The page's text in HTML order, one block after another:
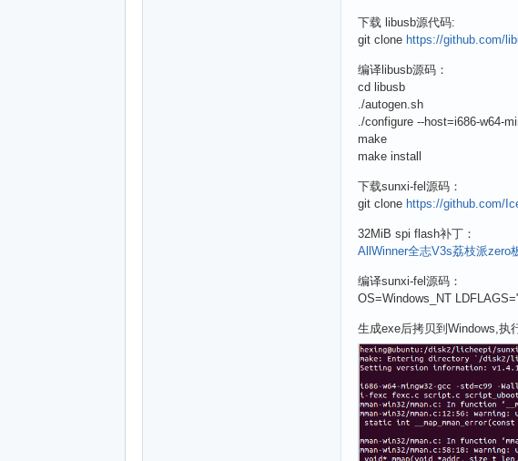
下载 libusb源代码:
git clone https://github.com/
编译libusb源码：
cd libusb
./autogen.sh
./configure --host=i686-w64-
make
make install
下载sunxi-fel源码：
git clone https://github.com/
32MiB spi flash补丁：
AllWinner全志V3s荔枝派zero
编译sunxi-fel源码：
OS=Windows_NT
生成exe后拷贝到Windows,执